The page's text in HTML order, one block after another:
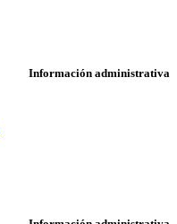
Información administrativa